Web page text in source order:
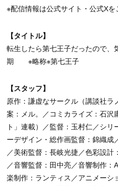
※配信情報は公式サイト・公式Xを
【タイトル】
転生したら第七王子だったので、
期 ※略称※第七王子
【スタッフ】
原作：謙虚なサークル（講談社ラ
案：メル。／コミカライズ：石沢
ト」連載）／監督：玉村仁／シ
ーデザイン・総作画監督：錦織成
／美術監督：長岐光捷／色彩設計
／音響監督：田中亮／音響制作：
楽制作：ランティス／アニメーシ